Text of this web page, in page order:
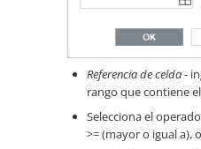
Referencia de celda-
rango que contiene
Selecciona el
>= (mayor o igual a),